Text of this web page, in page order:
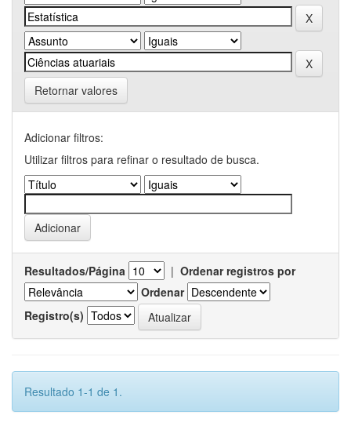
Retornar valores
Adicionar filtros:
Utilizar filtros para refinar o resultado de busca.
Resultados/Página | Ordenar registros por
Ordenar
Registro(s)
Resultado 1-1 de 1.